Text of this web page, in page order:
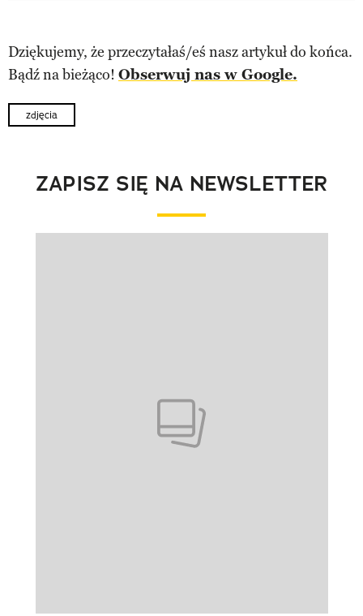
Dziękujemy, że przeczytałaś/eś nasz artykuł do końca.
Bądź na bieżąco! Obserwuj nas w Google.
zdjęcia
ZAPISZ SIĘ NA NEWSLETTER